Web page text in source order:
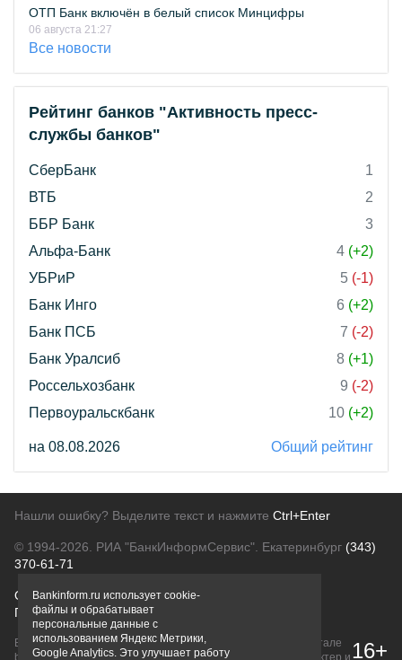
ОТП Банк включён в белый список Минцифры
06 августа 21:27
Все новости
Рейтинг банков "Активность пресс-
службы банков"
СберБанк
1
ВТБ
2
ББР Банк
3
Альфа-Банк
4 (+2)
УБРиР
5 (-1)
Банк Инго
6 (+2)
Банк ПСБ
7 (-2)
Банк Уралсиб
8 (+1)
Россельхозбанк
9 (-2)
Первоуральскбанк
10 (+2)
на 08.08.2026 Общий рейтинг
Нашли ошибку? Выделите текст и нажмите Ctrl+Enter
© 1994-2026. РИА "БанкИнформСервис". Екатеринбург (343)
370-61-71
О проектеПолитика конфиденциальности
Правовая информацияДля рекламодателей
Вся информация о продуктах банков, размещенная на портале
bankinform.ru, носит исключительно ознакомительный характер и 16+
Bankinform.ru использует cookie-
файлы и обрабатывает
персональные данные с
использованием Яндекс Метрики,
Google Analytics. Это улучшает работу